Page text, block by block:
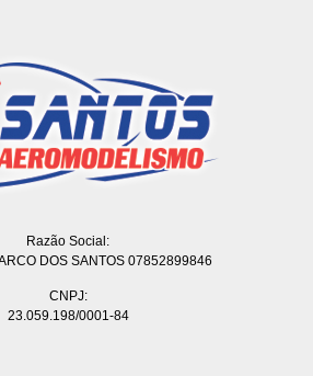
Razão Social:
DOS SANTOS 07852899846
CNPJ:
23.059.198/0001-84